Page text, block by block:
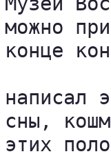
можно
конце
написал
сны,
этих